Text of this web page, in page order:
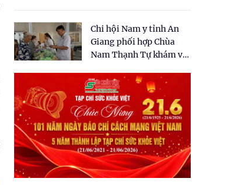
dân tại xã Tân Tập
Chi hội Nam y tỉnh An
Giang phối hợp Chùa
Nam Thạnh Tự khám và
nhân dân